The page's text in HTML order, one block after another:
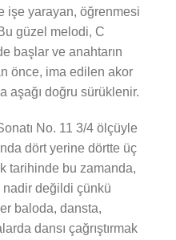
işe yarayan, öğrenmesi
güzel melodi, C
başlar ve anahtarın
önce, ima edilen akor
aşağı doğru sürüklenir.
No. 11 3/4 ölçüyle
dört yerine dörtte üç
tarihinde bu zamanda,
değildi çünkü
baloda, dansta,
dansı çağrıştırmak